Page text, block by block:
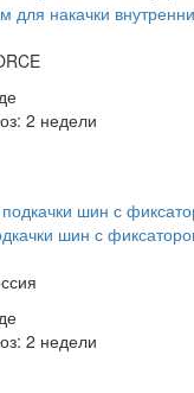
для накачки
2 недели
шин с
2 недели